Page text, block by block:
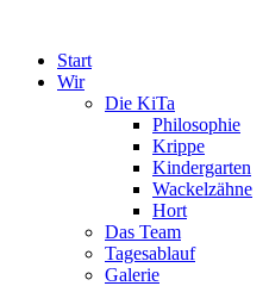
Start
Wir
Die KiTa
Philosophie
Krippe
Kindergarten
Wackelzähne
Hort
Das Team
Tagesablauf
Galerie